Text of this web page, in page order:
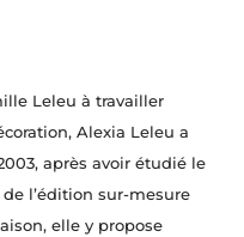
Leleu à travailler
Alexia Leleu a
après avoir étudié le
l’édition sur-mesure
elle y propose